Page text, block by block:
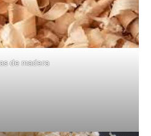
de madera